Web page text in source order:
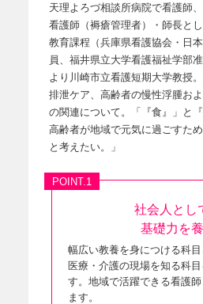
天理よろづ相談所病院で看護師
看護師（褥瘡管理者）・師長と
教育課程（兵庫県看護協会・日
員、福井県立大学看護福祉学部
より川崎市立看護短期大学教授
排泄ケア、高齢者の慢性浮腫お
の関連について。「『食』」と
高齢者が地域で元気に過ごすた
と考えたい。」
POINT.1
社会人とし
基礎力を
幅広い教養を身につける科
医療・介護の現場を知る科
す。地域で活躍できる看護
ます。